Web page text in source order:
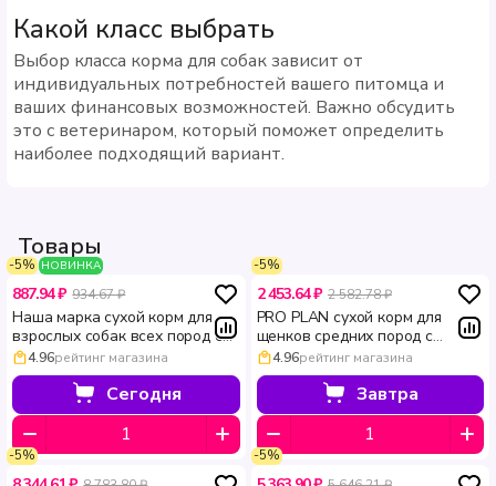
Какой класс выбрать
Выбор класса корма для собак зависит от
индивидуальных потребностей вашего питомца и
ваших финансовых возможностей. Важно обсудить
это с ветеринаром, который поможет определить
наиболее подходящий вариант.
Товары
НОВИНКА
-5%
887.94 ₽ 934.67 ₽
Наша марка сухой корм для
взрослых собак всех пород с
лососем и рисом 3 кг
4.96рейтинг магазина
Сегодня
-5%
2 453.64 ₽ 2 582.78 ₽
PRO PLAN сухой корм для
щенков средних пород с
чувствительной кожей с
лососем и рисом Sensitive Skin
4.96рейтинг магазина
Завтра
-5% -5%